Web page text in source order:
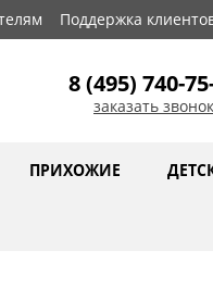
Поддержка
8 (495) 740-
заказать звонок
ПРИХОЖИЕ